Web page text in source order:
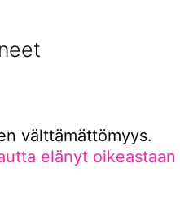
välttämättömyys.
elänyt oikeastaan